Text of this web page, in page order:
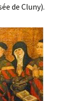
de Cluny).